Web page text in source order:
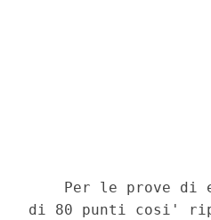
Per le prove di
di 80 punti cosi'